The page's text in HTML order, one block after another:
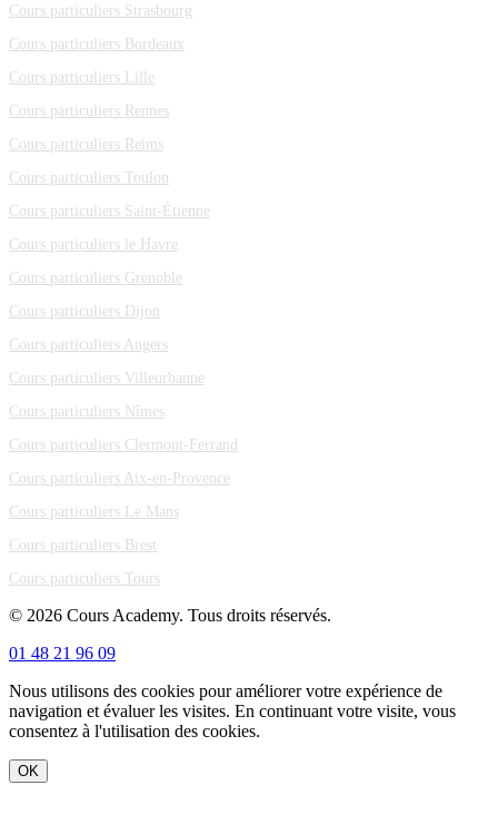
Cours particuliers Strasbourg
Cours particuliers Bordeaux
Cours particuliers Lille
Cours particuliers Rennes
Cours particuliers Reims
Cours particuliers Toulon
Cours particuliers Saint-Étienne
Cours particuliers le Havre
Cours particuliers Grenoble
Cours particuliers Dijon
Cours particuliers Angers
Cours particuliers Villeurbanne
Cours particuliers Nîmes
Cours particuliers Clermont-Ferrand
Cours particuliers Aix-en-Provence
Cours particuliers Le Mans
Cours particuliers Brest
Cours particuliers Tours
© 2026 Cours Academy. Tous droits réservés.
01 48 21 96 09
Nous utilisons des cookies pour améliorer votre expérience de
navigation et évaluer les visites. En continuant votre visite, vous
consentez à l'utilisation des cookies.
OK